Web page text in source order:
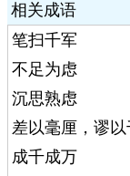
相关成语
笔扫千军
不足为虑
沉思熟虑
差以毫厘，谬以
成千成万